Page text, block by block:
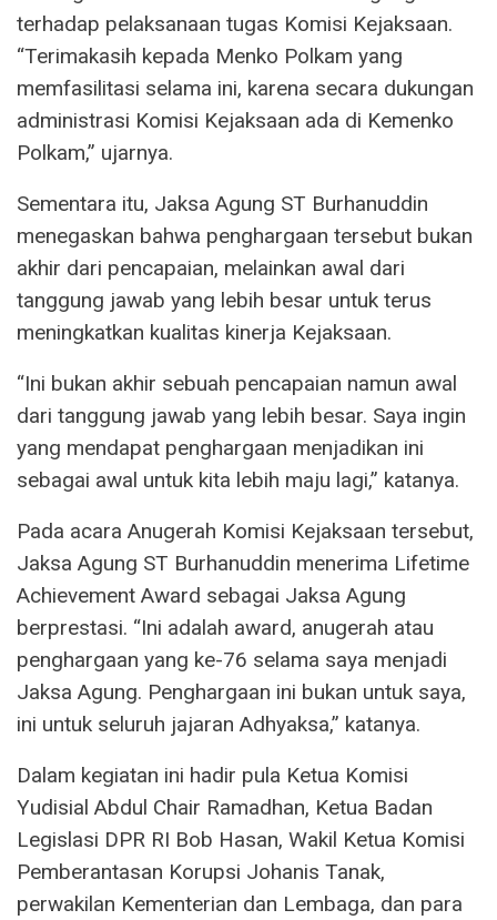
terhadap pelaksanaan tugas Komisi Kejaksaan.
“Terimakasih kepada Menko Polkam yang
memfasilitasi selama ini, karena secara dukungan
administrasi Komisi Kejaksaan ada di Kemenko
Polkam,” ujarnya.
Sementara itu, Jaksa Agung ST Burhanuddin
menegaskan bahwa penghargaan tersebut bukan
akhir dari pencapaian, melainkan awal dari
tanggung jawab yang lebih besar untuk terus
meningkatkan kualitas kinerja Kejaksaan.
“Ini bukan akhir sebuah pencapaian namun awal
dari tanggung jawab yang lebih besar. Saya ingin
yang mendapat penghargaan menjadikan ini
sebagai awal untuk kita lebih maju lagi,” katanya.
Pada acara Anugerah Komisi Kejaksaan tersebut,
Jaksa Agung ST Burhanuddin menerima Lifetime
Achievement Award sebagai Jaksa Agung
berprestasi. “Ini adalah award, anugerah atau
penghargaan yang ke-76 selama saya menjadi
Jaksa Agung. Penghargaan ini bukan untuk saya,
ini untuk seluruh jajaran Adhyaksa,” katanya.
Dalam kegiatan ini hadir pula Ketua Komisi
Yudisial Abdul Chair Ramadhan, Ketua Badan
Legislasi DPR RI Bob Hasan, Wakil Ketua Komisi
Pemberantasan Korupsi Johanis Tanak,
perwakilan Kementerian dan Lembaga, dan para